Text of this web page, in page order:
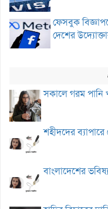
ফেসবুক
দেশের
সকালে গরম পানি
শহীদদের
বাংলাদেশের